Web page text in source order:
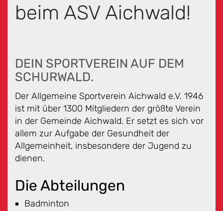
beim ASV Aichwald!
DEIN SPORTVEREIN AUF DEM
SCHURWALD.
Der Allgemeine Sportverein Aichwald e.V. 1946
ist mit über 1300 Mitgliedern der größte Verein
in der Gemeinde Aichwald. Er setzt es sich vor
allem zur Aufgabe der Gesundheit der
Allgemeinheit, insbesondere der Jugend zu
dienen.
Die Abteilungen
Badminton